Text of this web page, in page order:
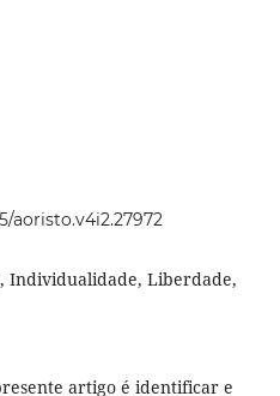
aoristo.v4i2.27972
Individualidade, Liberdade,
artigo é identificar e